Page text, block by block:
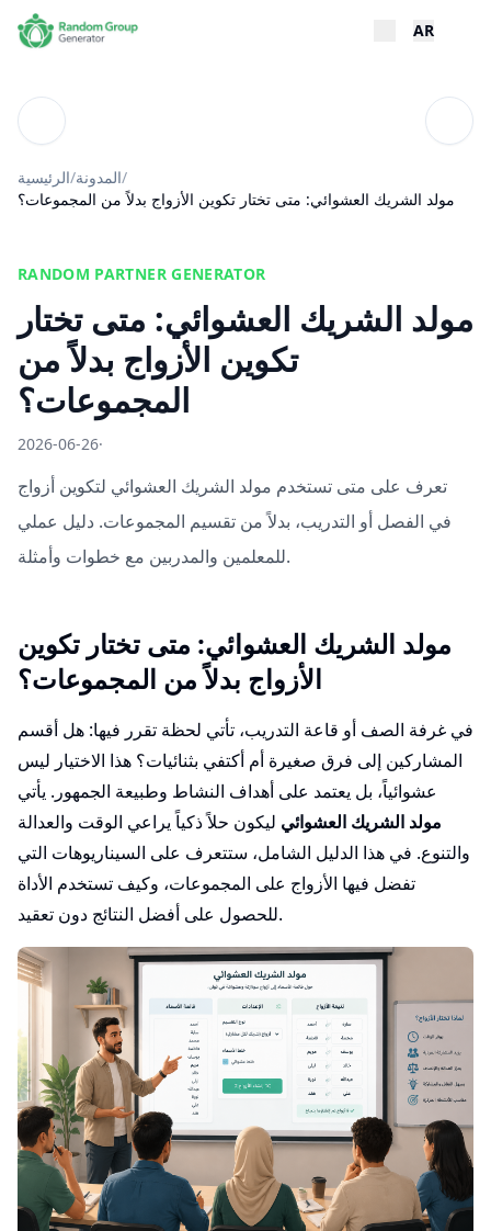
AR
المدونة
الرئيسية/المدونة/
مولد الشريك العشوائي: متى تختار تكوين الأزواج بدلاً من المجموعات؟
RANDOM PARTNER GENERATOR
مولد الشريك العشوائي: متى تختار
تكوين الأزواج بدلاً من
المجموعات؟
2026-06-26·
تعرف على متى تستخدم مولد الشريك العشوائي لتكوين أزواج
في الفصل أو التدريب، بدلاً من تقسيم المجموعات. دليل عملي
للمعلمين والمدربين مع خطوات وأمثلة.
مولد الشريك العشوائي: متى تختار تكوين
الأزواج بدلاً من المجموعات؟
في غرفة الصف أو قاعة التدريب، تأتي لحظة تقرر فيها: هل أقسم
المشاركين إلى فرق صغيرة أم أكتفي بثنائيات؟ هذا الاختيار ليس
عشوائياً، بل يعتمد على أهداف النشاط وطبيعة الجمهور. يأتي
مولد الشريك العشوائي ليكون حلاً ذكياً يراعي الوقت والعدالة
والتنوع. في هذا الدليل الشامل، ستتعرف على السيناريوهات التي
تفضل فيها الأزواج على المجموعات، وكيف تستخدم الأداة
للحصول على أفضل النتائج دون تعقيد.